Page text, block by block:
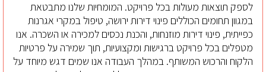
לספק תוצאות מעולות בכל פרויקט. המומחיות שלנו מתבטאת
במגוון תחומים הכוללים פינוי דירות ירושה, טיפול במקרי אגרנות
כפייתית, פינוי דירות מוזנחות, והכנת נכסים למכירה או השכרה. אנו
מטפלים בכל פרויקט ברגישות ומקצועיות, תוך שמירה על פרטיות
הלקוח והרכוש המשותף. במהלך העבודה אנו שמים דגש מיוחד על